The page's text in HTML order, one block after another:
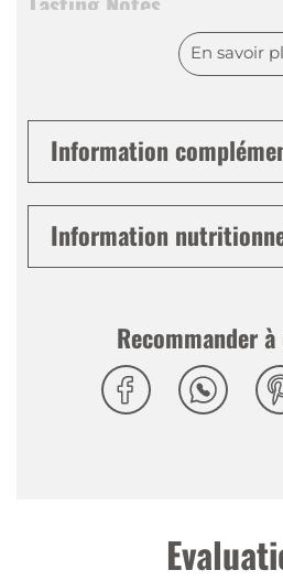
Notes typiques de poire
Équilibré, très
En savoir
Information
Information
Recommander à